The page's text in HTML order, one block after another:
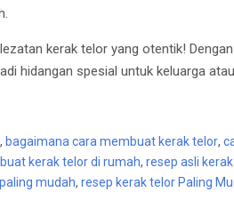
kerak telor yang otentik!
hidangan spesial untuk keluarga
, bagaimana cara membuat kerak telor,
kerak telor di rumah, resep asli
mudah, resep kerak telor Paling